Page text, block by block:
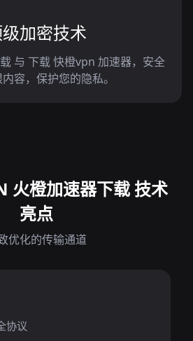
加密技术
与 下载 快橙vpn 加速器，安全
容，保护您的隐私。
火橙加速器下载 技术
亮点
优化的传输通道
协议